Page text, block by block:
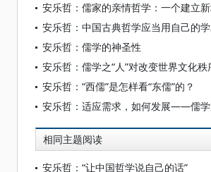
安乐哲：儒学的神圣性
安乐哲：“西儒”是怎样看“东儒”的？
相同主题阅读
安乐哲：“让中国哲学说自己的话”